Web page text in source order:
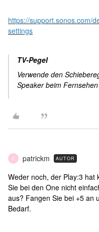
https://support.sonos.com/
settings
TV-Pegel
Verwende den
Speaker beim
P patrickm AUTOR
Weder noch, der Play:3 hat
Sie bei den One nicht
aus? Fangen Sie bei +5 an
Bedarf.